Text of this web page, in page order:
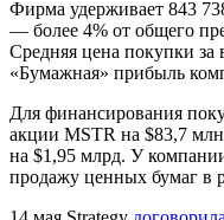
Фирма удерживает 843
— более 4% от общего
Средняя цена покупки за
«Бумажная» прибыль
Для финансирования
акции MSTR на $83,7
на $1,95 млрд. У
продажу ценных бумаг в